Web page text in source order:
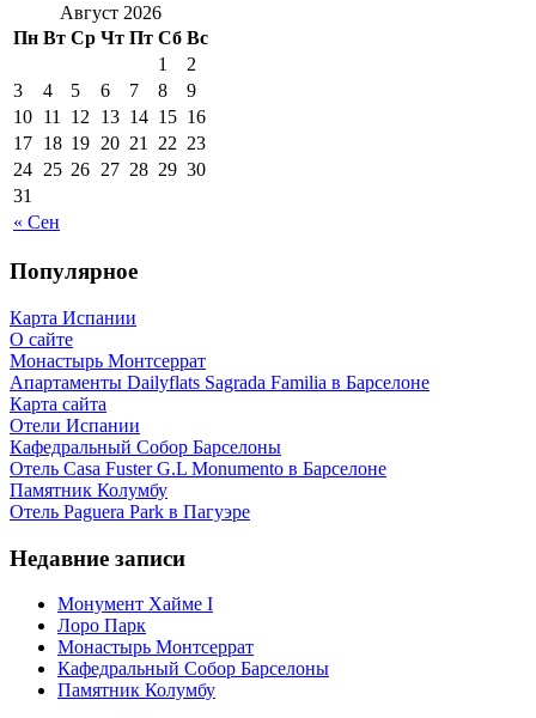
Август 2026
Пн Вт Ср Чт Пт Сб Вс
« Сен
1
2
3
4 5 6 7 8
9
10 11 12 13 14 15 16
17 18 19 20 21 22 23
24 25 26 27 28 29 30
31
Популярное
Карта Испании
О сайте
Монастырь Монтсеррат
Апартаменты Dailyflats Sagrada Familia в Барселоне
Карта сайта
Отели Испании
Кафeдрaльный Собор Барселоны
Отель Casa Fuster G.L Monumento в Барселоне
Пaмятник Колумбу
Отель Paguera Park в Пагуэре
Недавние записи
Монумент Хайме I
Лоро Парк
Монастырь Монтсеррат
Кафeдрaльный Собор Барселоны
Пaмятник Колумбу